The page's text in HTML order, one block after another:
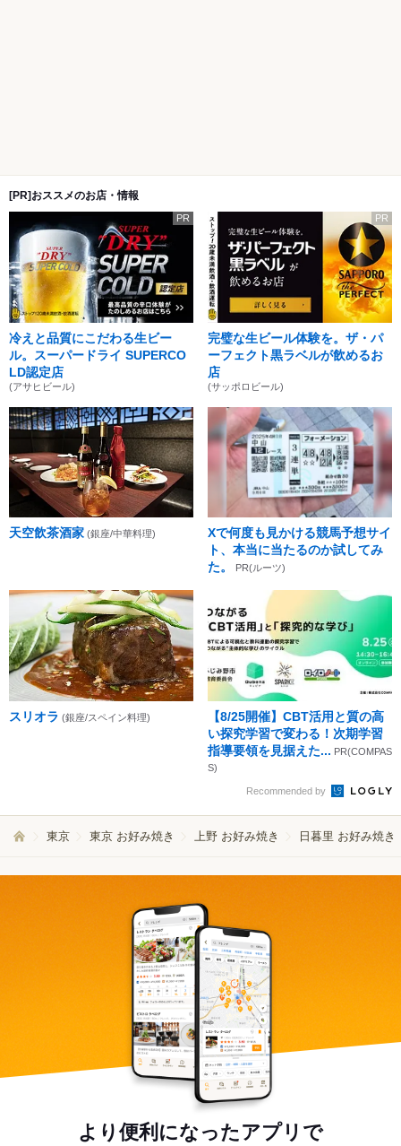
[PR]おススメのお店・情報
PR
冷えと品質にこだわる生ビー
ル。スーパードライ SUPERCO
LD認定店
(アサヒビール)
PR
完璧な生ビール体験を。ザ・パ
ーフェクト黒ラベルが飲めるお
店
(サッポロビール)
天空飲茶酒家 (銀座/中華料理)
Xで何度も見かける競馬予想サイ
ト、本当に当たるのか試してみ
た。
PR(ルーツ)
スリオラ (銀座/スペイン料理)
【8/25開催】CBT活用と質の高
い探究学習で変わる！次期学習
指導要領を見据えた... PR(COMPAS
S)
Recommended by
東京 東京 お好み焼き 上野 お好み焼き 日暮里 お好み焼き
より便利になったアプリで